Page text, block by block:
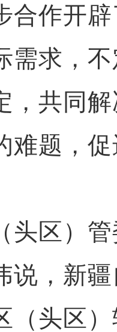
合作开
需求，
，共同
难题，
区）管
说，新
（头区